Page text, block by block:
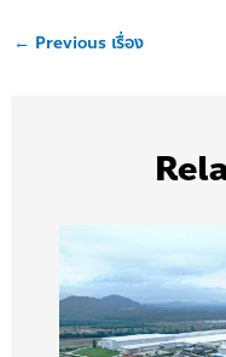
← Previous เรื่อง